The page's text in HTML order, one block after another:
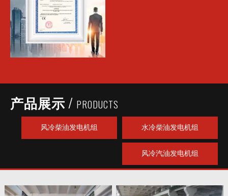
产品展示 / PRODUCTS
风冷柴油发电机组 水冷柴油发电机组
风冷汽油发电机组